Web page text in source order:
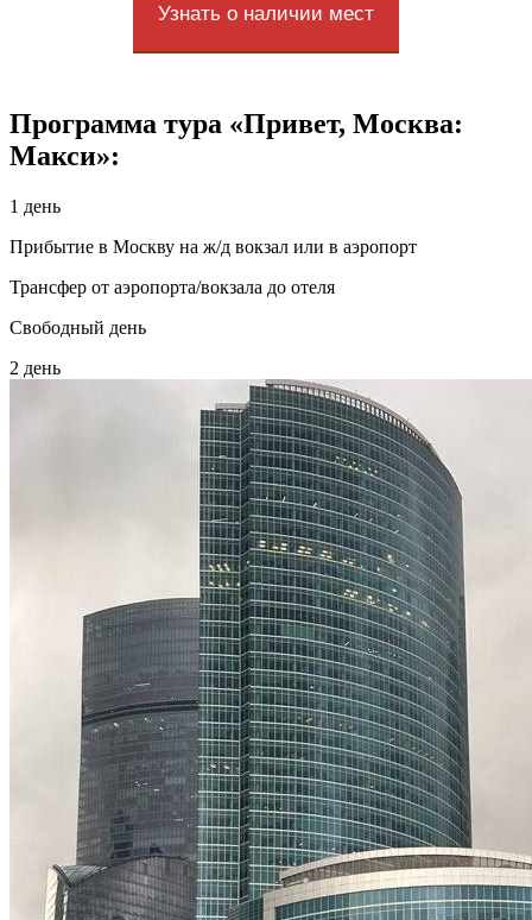
Узнать о наличии мест
Программа тура «Привет, Москва:
Макси»:
1 день
Прибытие в Москву на ж/д вокзал или в аэропорт
Трансфер от аэропорта/вокзала до отеля
Свободный день
2 день